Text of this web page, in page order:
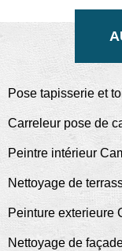
Pose tapisserie et
Carreleur pose de
Peintre intérieur
Nettoyage de
Peinture exterieure
Nettoyage de